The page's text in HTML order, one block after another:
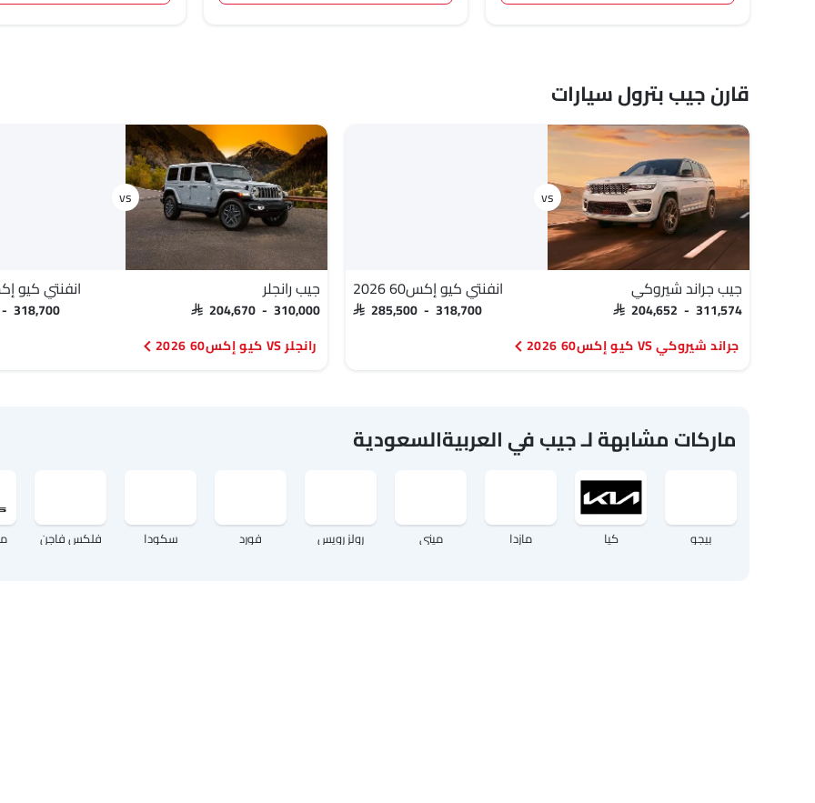
قارن جيب بترول سيارات
جيب جراند شيروكي
SAR 204,652 - 311,574
انفنتي كيو إكس60 2026
SAR 285,500 - 318,700
جراند شيروكي VS كيو إكس60 2026
جيب رانجلر
SAR 204,670 - 310,000
انفنتي كيو إكس60
- 318,700
رانجلر VS كيو إكس60 2026
ماركات مشابهة لـ جيب في العربيةالسعودية
بيجو كيا مازدا ميني رولز رويس فورد سكودا فلكس فاجن